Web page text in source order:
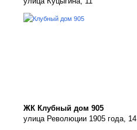
ЖК Клубный дом 905
улица Революции 1905 года, 14